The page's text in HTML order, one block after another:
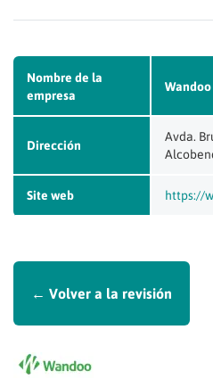
Nombre de la
empresa
Wandoo
Dirección
Avda.
Site web https://
← Volver a la revisión